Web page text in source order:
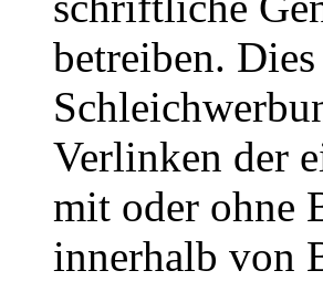
betreiben.
Verlinken der
mit oder ohne
innerhalb von